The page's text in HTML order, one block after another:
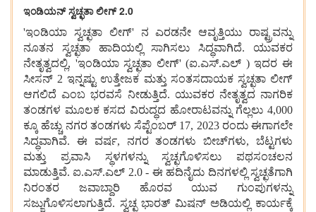
ಇಂಡಿಯನ್ ಸ್ವಚ್ಛತಾ ಲೀಗ್ 2.0
'ಇಂಡಿಯಾ ಸ್ವಚ್ಛತಾ ಲೀಗ್' ನ ಎರಡನೇ ಆವೃತ್ತಿಯು ರಾಷ್ಟ್ರವನ್ನು
ನೂತನ ಸ್ವಚ್ಛತಾ ಹಾದಿಯಲ್ಲಿ ಸಾಗಿಸಲು ಸಿದ್ಧವಾಗಿದೆ. ಯುವಕರ
ನೇತೃತ್ವದಲ್ಲಿ, 'ಇಂಡಿಯಾ ಸ್ವಚ್ಛತಾ ಲೀಗ್' (ಐ.ಎಸ್.ಎಲ್ ) ಇದರ ಈ
ಸೀಸನ್ 2 ಇನ್ನಷ್ಟು ಉತ್ತೇಜಕ ಮತ್ತು ಸಂತಸದಾಯಕ ಸ್ವಚ್ಛತಾ ಲೀಗ್
ಆಗಲಿದೆ ಎಂಬ ಭರವಸೆ ನೀಡುತ್ತಿದೆ. ಯುವಕರ ನೇತೃತ್ವದ ನಾಗರಿಕ
ತಂಡಗಳ ಮೂಲಕ ಕಸದ ವಿರುದ್ಧದ ಹೋರಾಟವನ್ನು ಗೆಲ್ಲಲು 4,000
ಕ್ಕೂ ಹೆಚ್ಚು ನಗರ ತಂಡಗಳು ಸೆಪ್ಟೆಂಬರ್ 17, 2023 ರಂದು ಈಗಾಗಲೇ
ಸಿದ್ಧವಾಗಿವೆ. ಈ ವರ್ಷ, ನಗರ ತಂಡಗಳು ಬೀಚ್‌ಗಳು, ಬೆಟ್ಟಗಳು
ಮತ್ತು ಪ್ರವಾಸಿ ಸ್ಥಳಗಳನ್ನು ಸ್ವಚ್ಛಗೊಳಿಸಲು ಪಥಸಂಚಲನ
ಮಾಡುತ್ತಿವೆ. ಐ.ಎಸ್.ಎಲ್ 2.0 - ಈ ಹದಿನೈದು ದಿನಗಳಲ್ಲಿ ಸ್ವಚ್ಛತೆಗಾಗಿ
ನಿರಂತರ ಜವಾಬ್ದಾರಿ ಹೊರವ ಯುವ ಗುಂಪುಗಳನ್ನು
ಸಜ್ಜುಗೊಳಿಸಲಾಗುತ್ತಿದೆ. ಸ್ವಚ್ಛ ಭಾರತ್ ಮಿಷನ್ ಅಡಿಯಲ್ಲಿ ಕಾರ್ಯಕ್ಕೆ